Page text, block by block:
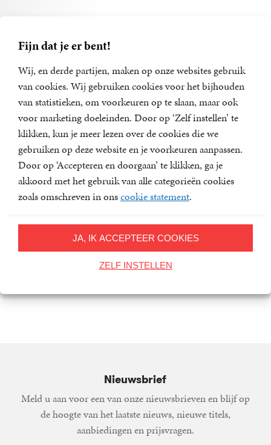
Fijn dat je er bent!
Wij, en derde partijen, maken op onze websites gebruik
van cookies. Wij gebruiken cookies voor het bijhouden
van statistieken, om voorkeuren op te slaan, maar ook
voor marketing doeleinden. Door op ‘Zelf instellen’ te
klikken, kun je meer lezen over de cookies die we
gebruiken op deze website en je voorkeuren aanpassen.
Door op ‘Accepteren en doorgaan’ te klikken, ga je
akkoord met het gebruik van alle categorieën cookies
zoals omschreven in onscookie statement.
JA, IK ACCEPTEER COOKIES
ZELF INSTELLEN
Koops
Elisa
11,99
E-
Nieuwsbrief
Meld u aan voor een van onze nieuwsbrieven en blijf op
de hoogte van het laatste nieuws, nieuwe titels,
aanbiedingen en prijsvragen.